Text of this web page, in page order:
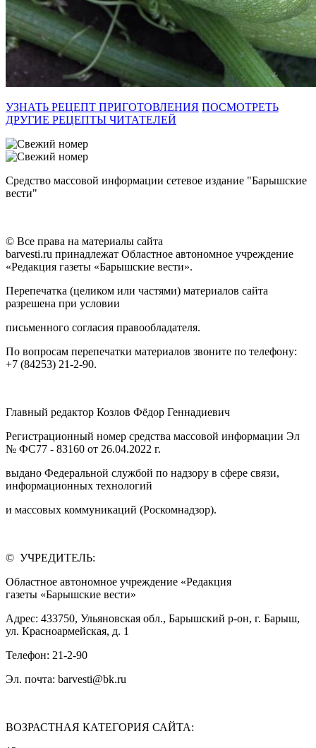
УЗНАТЬ РЕЦЕПТ ПРИГОТОВЛЕНИЯ ПОСМОТРЕТЬ
ДРУГИЕ РЕЦЕПТЫ ЧИТАТЕЛЕЙ
Средство массовой информации сетевое издание "Барышские
вести"
© Все права на материалы сайта
barvesti.ru принадлежат Областное автономное учреждение
«Редакция газеты «Барышские вести».
Перепечатка (целиком или частями) материалов сайта
разрешена при условии
письменного согласия правообладателя.
По вопросам перепечатки материалов звоните по телефону:
+7 (84253) 21-2-90.
Главный редактор Козлов Фёдор Геннадиевич
Регистрационный номер средства массовой информации Эл
№ ФС77 - 83160 от 26.04.2022 г.
выдано Федеральной службой по надзору в сфере связи,
информационных технологий
и массовых коммуникаций (Роскомнадзор).
© УЧРЕДИТЕЛЬ:
Областное автономное учреждение «Редакция
газеты «Барышские вести»
Адрес: 433750, Ульяновская обл., Барышский р-он, г. Барыш,
ул. Красноармейская, д. 1
Телефон: 21-2-90
Эл. почта: barvesti@bk.ru
ВОЗРАСТНАЯ КАТЕГОРИЯ САЙТА: